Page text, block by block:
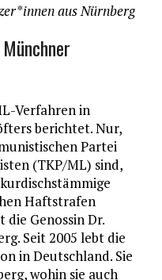
aus Nürnberg
Verfahren in
berichtet. Nur,
Partei
(TKP/ML) sind,
Haftstrafen
Genossin Dr.
Seit 2005 lebt die
in Deutschland. Sie
wohin sie auch